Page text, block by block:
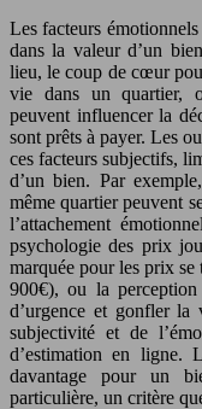
Les facteurs
dans la valeur d’un
lieu, le coup de cœur
vie dans un quartier,
peuvent influencer la
sont prêts à payer. Les
ces facteurs subjectifs,
d’un bien. Par
même quartier peuvent
l’attachement
psychologie des prix
marquée pour les prix
900€), ou la
d’urgence et gonfler la
subjectivité et de
d’estimation en ligne.
davantage pour un
particulière, un critère